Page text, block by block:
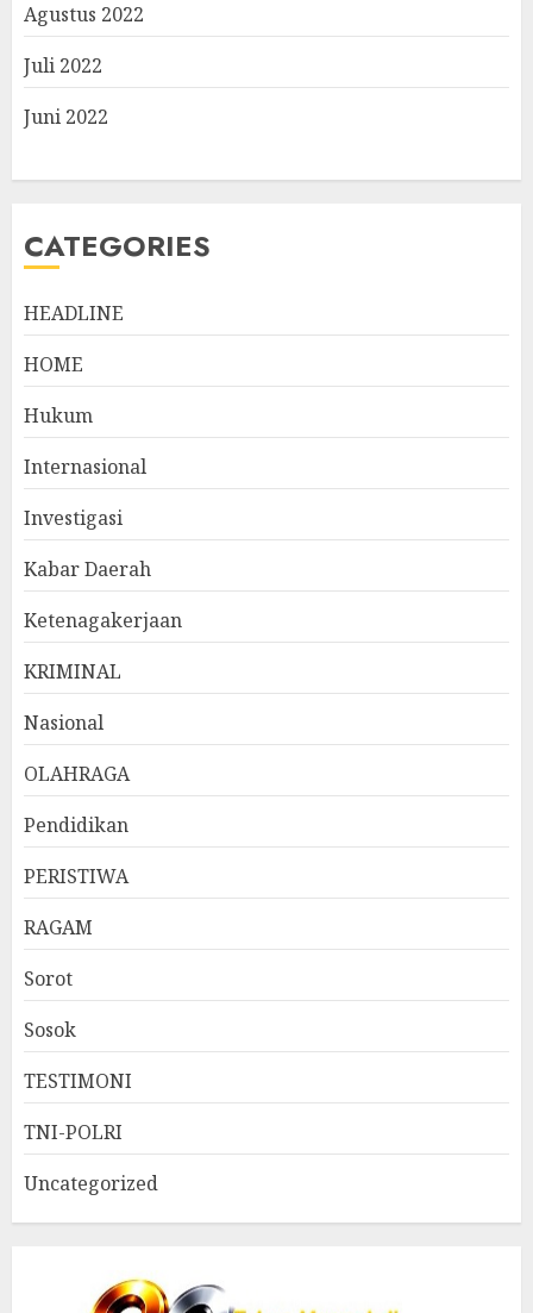
Agustus 2022
Juli 2022
Juni 2022
CATEGORIES
HEADLINE
HOME
Hukum
Internasional
Investigasi
Kabar Daerah
Ketenagakerjaan
KRIMINAL
Nasional
OLAHRAGA
Pendidikan
PERISTIWA
RAGAM
Sorot
Sosok
TESTIMONI
TNI-POLRI
Uncategorized